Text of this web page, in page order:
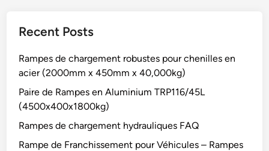
Recent Posts
Rampes de chargement robustes pour chenilles en
acier (2000mm x 450mm x 40,000kg)
Paire de Rampes en Aluminium TRP116/45L
(4500x400x1800kg)
Rampes de chargement hydrauliques FAQ
Rampe de Franchissement pour Véhicules – Rampes